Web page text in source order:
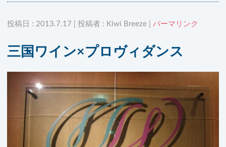
投稿日 : 2013.7.17 | 投稿者 : Kiwi Breeze | パーマリンク
三国ワイン×プロヴィダンス